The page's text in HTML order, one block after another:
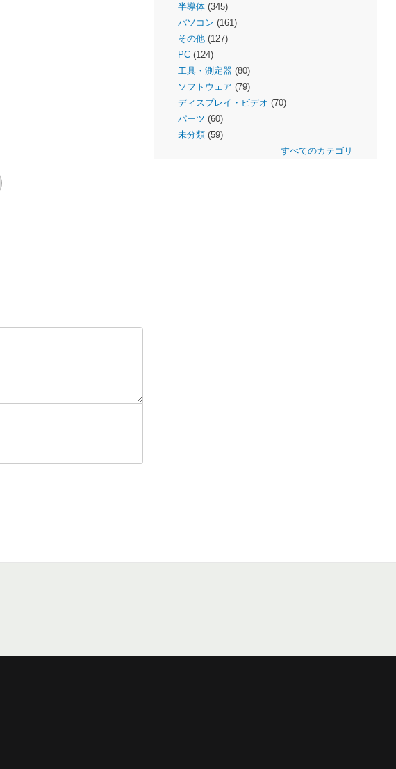
半導体(345)
パソコン (161)
その他(127)
PC(124)
工具・測定器(80)
ソフトウェア (79)
ディスプレイ・ビデオ (70)
パーツ (60)
未分類(59)
すべてのカテゴリ